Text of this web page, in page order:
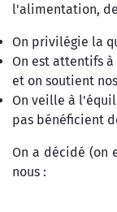
l'alimentation,
On privilégie la
On est attentifs
et on soutient
On veille à
pas bénéficient
On a décidé (on
nous :